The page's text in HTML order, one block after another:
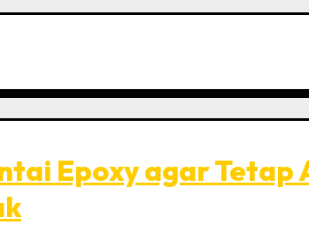
Epoxy agar Tetap